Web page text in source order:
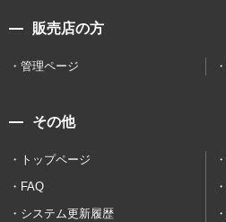
販売店の方
管理ページ
その他
トップページ
FAQ
システム更新履歴